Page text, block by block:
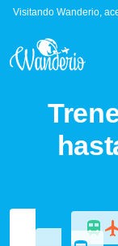
Visitando Wanderio,